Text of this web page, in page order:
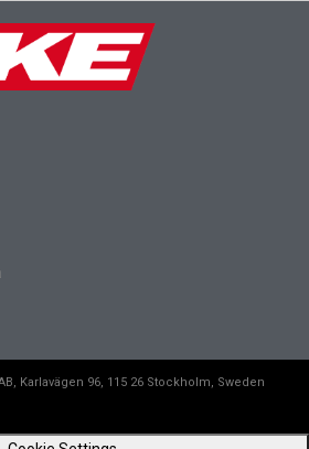
Karlavägen 96, 115 26 Stockholm, Sweden